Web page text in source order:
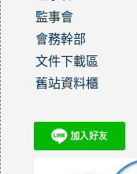
監事會
會務幹部
文件下載區
舊站資料櫃